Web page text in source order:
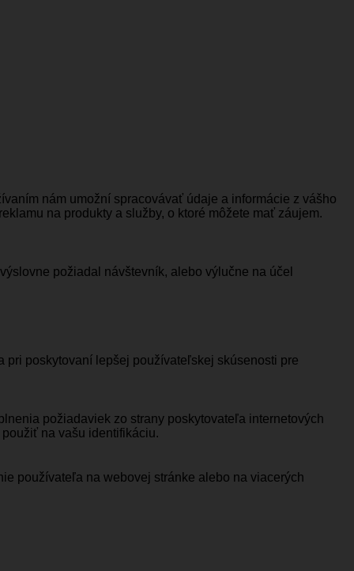
nám umožní spracovávať údaje a informácie z vášho
na produkty a služby, o ktoré môžete mať záujem.
požiadal návštevník, alebo výlučne na účel
poskytovaní lepšej používateľskej skúsenosti pre
požiadaviek zo strany poskytovateľa internetových
na vašu identifikáciu.
používateľa na webovej stránke alebo na viacerých